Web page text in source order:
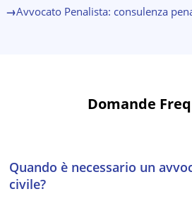
→Avvocato Penalista: consulenza
Domande
Quando è necessario un
civile?